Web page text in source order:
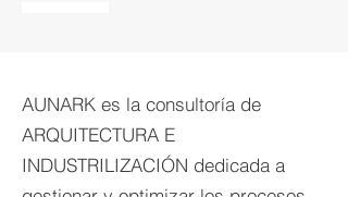
AUNARK es la consultoría de
ARQUITECTURA E
INDUSTRILIZACIÓN dedicada a